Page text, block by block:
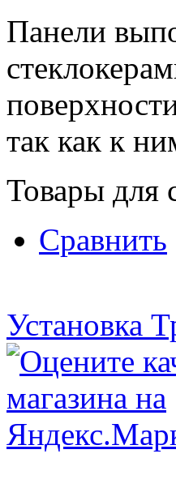
Панели
так как к
Товары для
Сравнить
Установка